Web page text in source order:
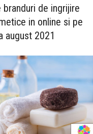
de ingrijire
in online si pe
august 2021